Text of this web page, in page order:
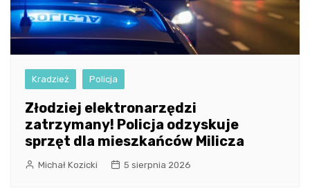
Kradzież Policja
Złodziej elektronarzędzi
zatrzymany! Policja odzyskuje
sprzęt dla mieszkańców Milicza
Michał Kozicki 5 sierpnia 2026